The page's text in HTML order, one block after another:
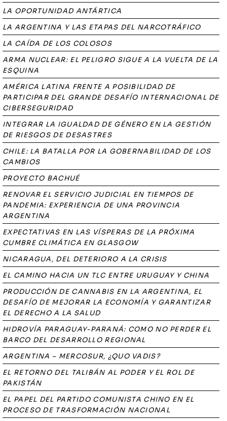
LA OPORTUNIDAD ANTÁRTICA
LA ARGENTINA Y LAS ETAPAS DEL NARCOTRÁFICO
LA CAÍDA DE LOS COLOSOS
ARMA NUCLEAR: EL PELIGRO SIGUE A LA VUELTA DE LA
ESQUINA
AMÉRICA LATINA FRENTE A POSIBILIDAD DE
PARTICIPAR DEL GRANDE DESAFÍO INTERNACIONAL DE
CIBERSEGURIDAD
INTEGRAR LA IGUALDAD DE GÉNERO EN LA GESTIÓN
DE RIESGOS DE DESASTRES
CHILE: LA BATALLA POR LA GOBERNABILIDAD DE LOS
CAMBIOS
PROYECTO BACHUÉ
RENOVAR EL SERVICIO JUDICIAL EN TIEMPOS DE
PANDEMIA: EXPERIENCIA DE UNA PROVINCIA
ARGENTINA
EXPECTATIVAS EN LAS VÍSPERAS DE LA PRÓXIMA
CUMBRE CLIMÁTICA EN GLASGOW
NICARAGUA, DEL DETERIORO A LA CRISIS
EL CAMINO HACIA UN TLC ENTRE URUGUAY Y CHINA
PRODUCCIÓN DE CANNABIS EN LA ARGENTINA, EL
DESAFÍO DE MEJORAR LA ECONOMÍA Y GARANTIZAR
EL DERECHO A LA SALUD
HIDROVÍA PARAGUAY-PARANÁ: COMO NO PERDER EL
BARCO DEL DESARROLLO REGIONAL
ARGENTINA – MERCOSUR, ¿QUO VADIS?
EL RETORNO DEL TALIBÁN AL PODER Y EL ROL DE
PAKISTÁN
EL PAPEL DEL PARTIDO COMUNISTA CHINO EN EL
PROCESO DE TRASFORMACIÓN NACIONAL